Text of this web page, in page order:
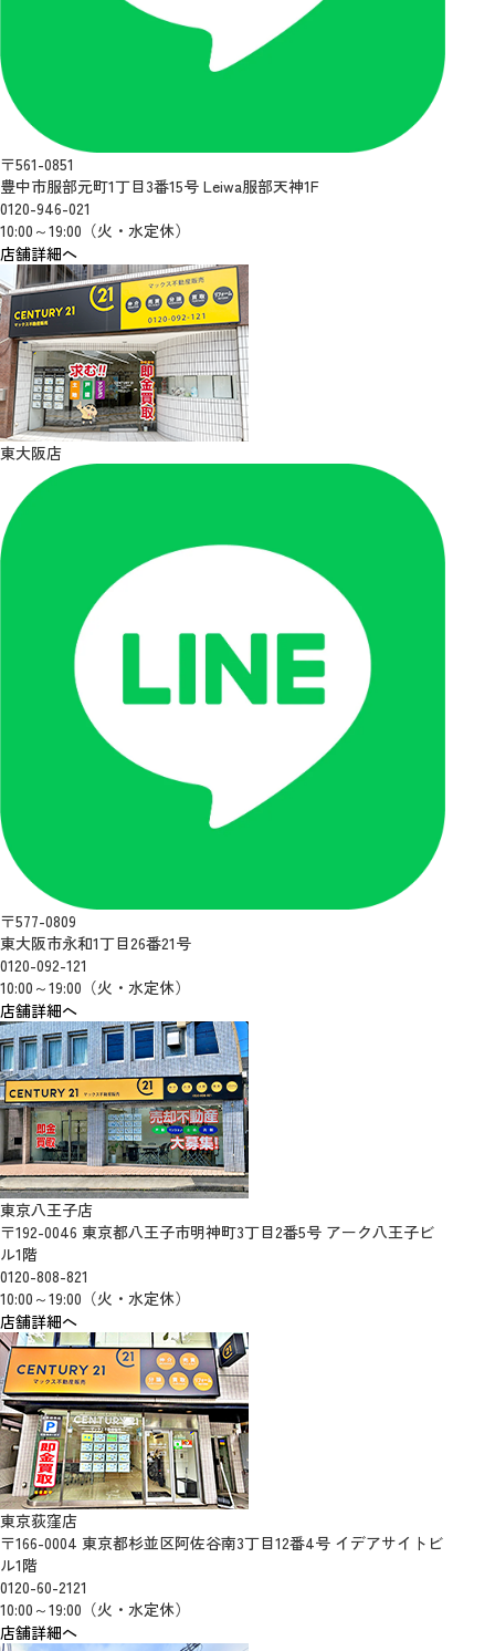
〒561-0851
豊中市服部元町1丁目3番15号 Leiwa服部天神1F
0120-946-021
10:00～19:00（火・水定休）
店舗詳細へ
東大阪店
〒577-0809
東大阪市永和1丁目26番21号
0120-092-121
10:00～19:00（火・水定休）
店舗詳細へ
東京八王子店
〒192-0046 東京都八王子市明神町3丁目2番5号 アーク八王子ビ
ル1階
0120-808-821
10:00～19:00（火・水定休）
店舗詳細へ
東京荻窪店
〒166-0004 東京都杉並区阿佐谷南3丁目12番4号 イデアサイトビ
ル1階
0120-60-2121
10:00～19:00（火・水定休）
店舗詳細へ